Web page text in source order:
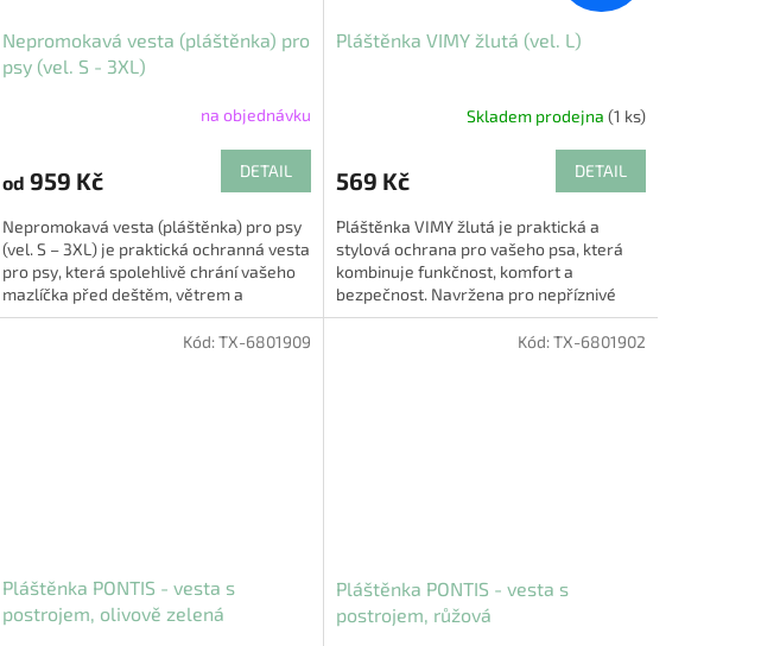
Nepromokavá vesta (pláštěnka) pro
psy (vel. S - 3XL)
je
z
5
hvězdiček.
na objednávku
od 959 Kč DETAIL
Nepromokavá vesta (pláštěnka) pro psy
(vel. S – 3XL) je praktická ochranná vesta
pro psy, která spolehlivě chrání vašeho
mazlíčka před deštěm, větrem a
nepříznivým počasím 🌧️🐕....
Pláštěnka VIMY žlutá (vel. L)
Skladem prodejna (1 ks)
569 Kč DETAIL
Pláštěnka VIMY žlutá je praktická a
stylová ochrana pro vašeho psa, která
kombinuje funkčnost, komfort a
bezpečnost. Navržena pro nepříznivé
počasí, tato pláštěnka zajistí,...
Pláštěnka PONTIS - vesta s
postrojem, olivově zelená
Kód:TX-6801909
Pláštěnka PONTIS - vesta s
postrojem, růžová
Kód:TX-6801902